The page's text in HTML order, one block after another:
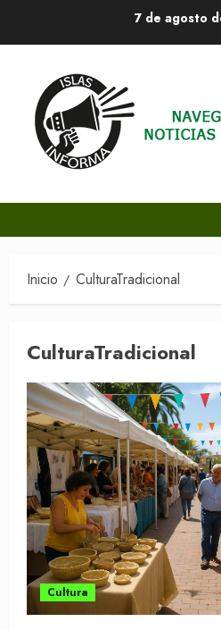
7 de agosto
Inicio CulturaTradicional
CulturaTradicional
Cultura